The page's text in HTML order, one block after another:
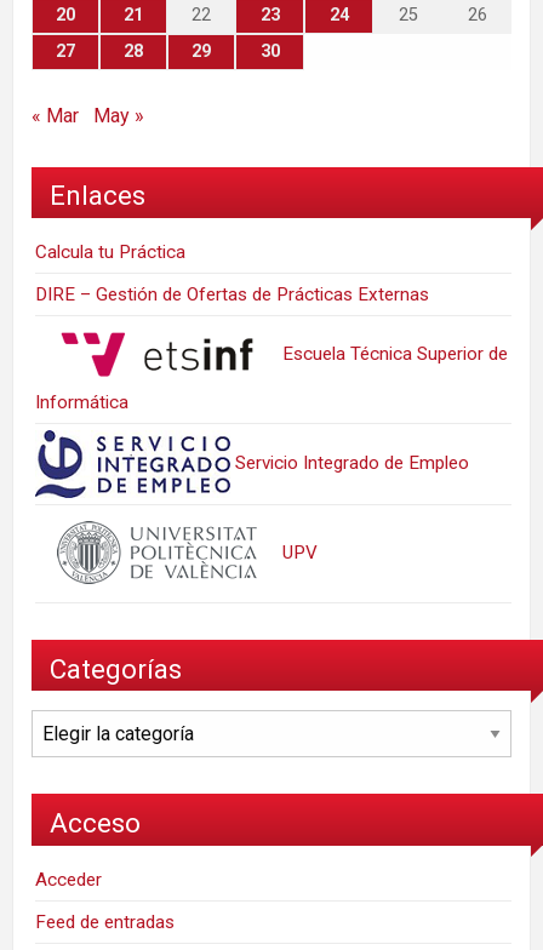
20
21 22 23 24 25
26
27
28 29 30
« Mar May »
Enlaces
Calcula tu Práctica
DIRE – Gestión de Ofertas de Prácticas Externas
Escuela Técnica Superior de
Informática
Servicio Integrado de Empleo
UPV
Categorías
Categorías
Acceso
Acceder
Feed de entradas